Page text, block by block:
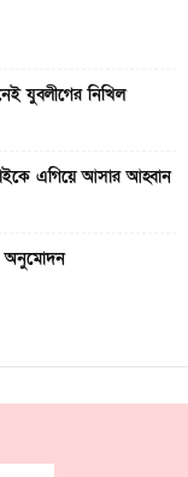
যুবলীগের নিখিল
এগিয়ে আসার আহ্বান
অনুমোদন